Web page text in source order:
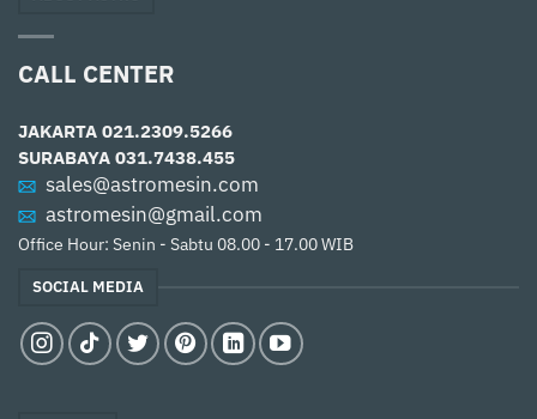
CALL CENTER
JAKARTA 021.2309.5266
SURABAYA 031.7438.455
sales@astromesin.com
astromesin@gmail.com
Office Hour: Senin - Sabtu 08.00 - 17.00 WIB
SOCIAL MEDIA